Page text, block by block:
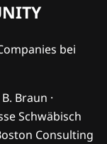
bei
Braun ·
Schwäbisch
Consulting